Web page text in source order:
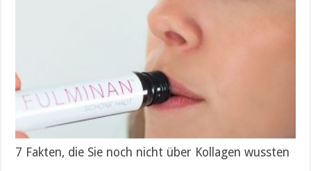
7 Fakten, die Sie noch nicht über Kollagen wussten